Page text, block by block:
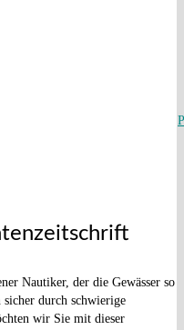
Nautiker, der die Gewässer so
durch schwierige
wir Sie mit dieser